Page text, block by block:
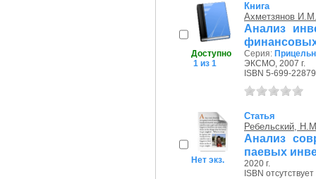
Доступно
1 из 1
Книга
Ахметзянов
Анализ
Серия:
ЭКСМО, 2007 г.
ISBN 5-699-
Нет экз.
Статья
Ребельский,
Анализ
паевых
2020 г.
ISBN отсутствует